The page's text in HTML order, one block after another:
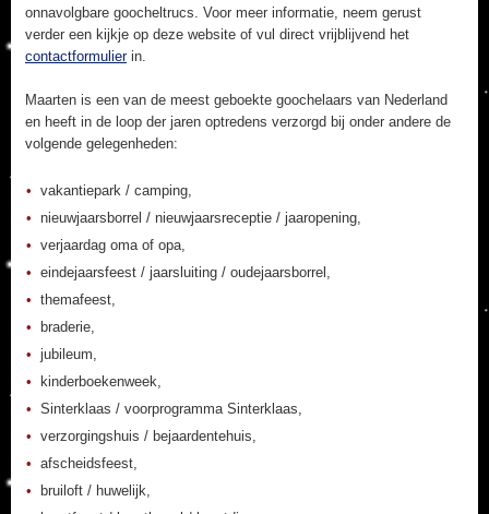
onnavolgbare goocheltrucs. Voor meer informatie, neem gerust
verder een kijkje op deze website of vul direct vrijblijvend het
contactformulierin.
Maarten is een van de meest geboekte goochelaars van Nederland
en heeft in de loop der jaren optredens verzorgd bij onder andere de
volgende gelegenheden:
vakantiepark / camping,
nieuwjaarsborrel / nieuwjaarsreceptie / jaaropening,
verjaardag oma of opa,
eindejaarsfeest / jaarsluiting / oudejaarsborrel,
themafeest,
braderie,
jubileum,
kinderboekenweek,
Sinterklaas / voorprogramma Sinterklaas,
verzorgingshuis / bejaardentehuis,
afscheidsfeest,
bruiloft / huwelijk,